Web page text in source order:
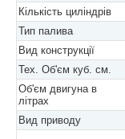
Кількість циліндрів
Тип палива
Вид конструкції
Тех. Об'єм куб. см.
Об'єм двигуна в
літрах
Вид приводу